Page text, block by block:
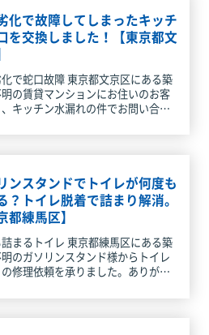
化で故障してしまったキッチ
を交換しました！【東京都文
で蛇口故障 東京都文京区にある築
の賃貸マンションにお住いのお客
キッチン水漏れの件でお問い合わ
宅に急行してきました。 ２バブル
、冬場になるとハンドル
ンスタンドでトイレが何度も
？トイレ脱着で詰まり解消。
都練馬区】
まるトイレ 東京都練馬区にある築
のガソリンスタンド様からトイレ
修理依頼を承りました。ありがと
が流れている状態でしたが